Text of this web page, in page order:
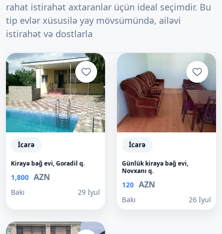
rahat istirahət axtaranlar üçün ideal seçimdir. Bu
tip evlər xüsusilə yay mövsümündə, ailəvi
istirahət və dostlarla
İcarə
Kirayə bağ evi, Goradil q.
1,800 AZN
Bakı 29 İyul
İcarə
Günlük kirayə bağ evi,
Novxanı q.
120 AZN
Bakı 26 İyul